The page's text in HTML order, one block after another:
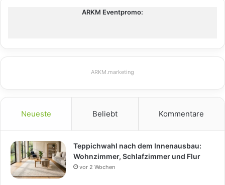
ARKM Eventpromo:
ARKM.marketing
Neueste Beliebt Kommentare
Teppichwahl nach dem Innenausbau:
Wohnzimmer, Schlafzimmer und Flur
vor 2 Wochen